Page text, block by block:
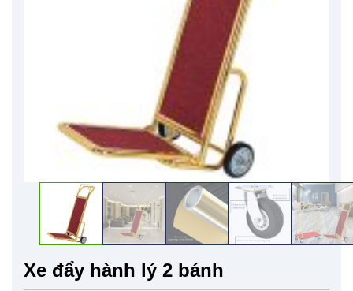
Xe đẩy hành lý 2 bánh